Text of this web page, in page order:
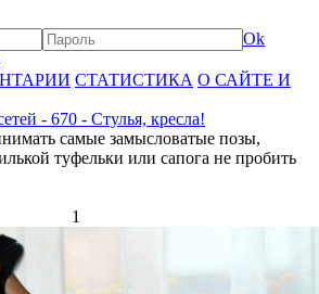
Ok
СТАТИСТИКА О САЙТЕ И
- 670 - Стулья, кресла!
самые замысловатые позы,
туфельки или сапога не пробить
1